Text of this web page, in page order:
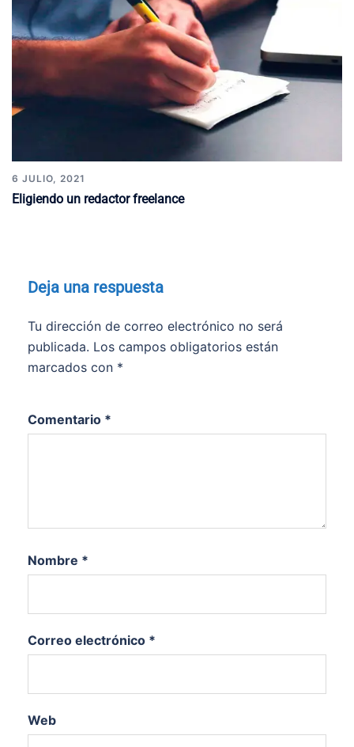
6 JULIO, 2021
Eligiendo un redactor freelance
Deja una respuesta
Tu dirección de correo electrónico no será
publicada. Los campos obligatorios están
marcados con *
Comentario *
Nombre *
Correo electrónico *
Web